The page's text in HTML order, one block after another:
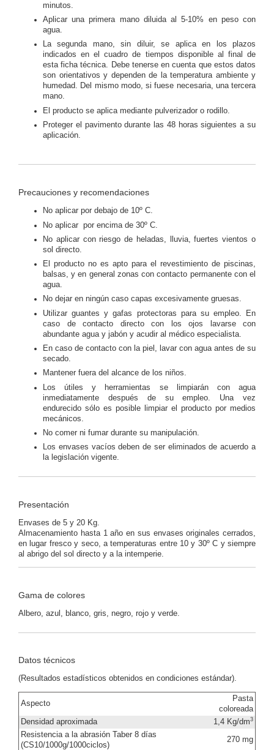
minutos.
Aplicar una primera mano diluida al 5-10% en peso con
agua.
La segunda mano, sin diluir, se aplica en los plazos
indicados en el cuadro de tiempos disponible al final de
esta ficha técnica. Debe tenerse en cuenta que estos datos
son orientativos y dependen de la temperatura ambiente y
humedad. Del mismo modo, si fuese necesaria, una tercera
mano.
El producto se aplica mediante pulverizador o rodillo.
Proteger el pavimento durante las 48 horas siguientes a su
aplicación.
Precauciones y recomendaciones
No aplicar por debajo de 10º C.
No aplicar por encima de 30º C.
No aplicar con riesgo de heladas, lluvia, fuertes vientos o
sol directo.
El producto no es apto para el revestimiento de piscinas,
balsas, y en general zonas con contacto permanente con el
agua.
No dejar en ningún caso capas excesivamente gruesas.
Utilizar guantes y gafas protectoras para su empleo. En
caso de contacto directo con los ojos lavarse con
abundante agua y jabón y acudir al médico especialista.
En caso de contacto con la piel, lavar con agua antes de su
secado.
Mantener fuera del alcance de los niños.
Los útiles y herramientas se limpiarán con agua
inmediatamente después de su empleo. Una vez
endurecido sólo es posible limpiar el producto por medios
mecánicos.
No comer ni fumar durante su manipulación.
Los envases vacíos deben de ser eliminados de acuerdo a
la legislación vigente.
Presentación
Envases de 5 y 20 Kg.
Almacenamiento hasta 1 año en sus envases originales cerrados,
en lugar fresco y seco, a temperaturas entre 10 y 30º C y siempre
al abrigo del sol directo y a la intemperie.
Gama de colores
Albero, azul, blanco, gris, negro, rojo y verde.
Datos técnicos
(Resultados estadísticos obtenidos en condiciones estándar).
Aspecto
Pasta
coloreada
Densidad aproximada
1,4 Kg/dm3
Resistencia a la abrasión Taber 8 días
(CS10/1000g/1000ciclos)
270 mg